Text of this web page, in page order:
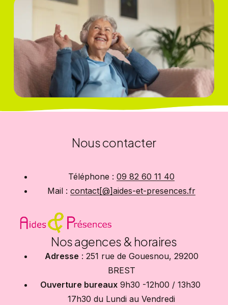
Nous contacter
Téléphone :09 82 60 11 40
Mail :contact[@]aides-et-presences.fr
Nos agences & horaires
Adresse : 251 rue de Gouesnou, 29200
BREST
Ouverture bureaux9h30 -12h00 / 13h30
17h30 du Lundi au Vendredi